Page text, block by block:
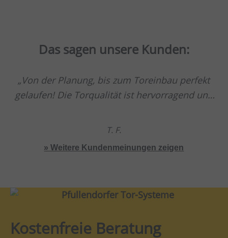
Das sagen unsere Kunden:
Von der Planung, bis zum Toreinbau perfekt
gelaufen! Die Torqualität ist hervorragend und
T. F.
» Weitere Kundenmeinungen zeigen
Kostenfreie Beratung